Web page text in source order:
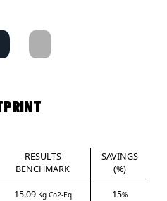
RESULTS
BENCHMARK
SAVINGS
(%)
15.09 Kg Co2-Eq 15%